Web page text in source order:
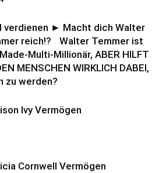
verdienen ► Macht dich Walter
reich!? Walter Temmer ist
Multi-Millionär, ABER HILFT
MENSCHEN WIRKLICH DABEI,
zu werden?
Ivy Vermögen
Cornwell Vermögen